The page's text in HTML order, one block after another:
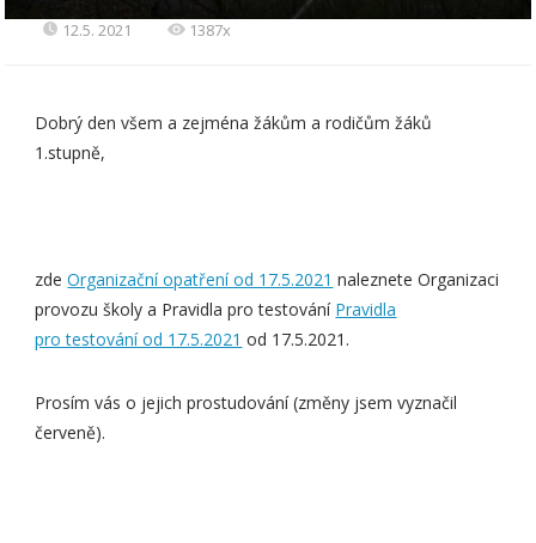
12.5. 2021 1387x
Dobrý den všem a zejména žákům a rodičům žáků
1.stupně,
zdeOrganizační opatření od 17.5.2021 naleznete Organizaci
provozu školy a Pravidla pro testování Pravidla
pro testování od 17.5.2021 od 17.5.2021.
Prosím vás o jejich prostudování (změny jsem vyznačil
červeně).